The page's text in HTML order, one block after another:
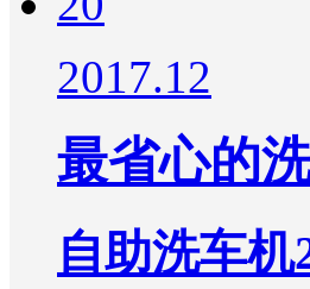
2017.12
最省心的
自助洗车